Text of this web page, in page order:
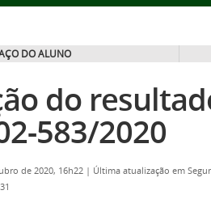
DO ALUNO
do
583/2020
de 2020, 16h22 | Última atualização em